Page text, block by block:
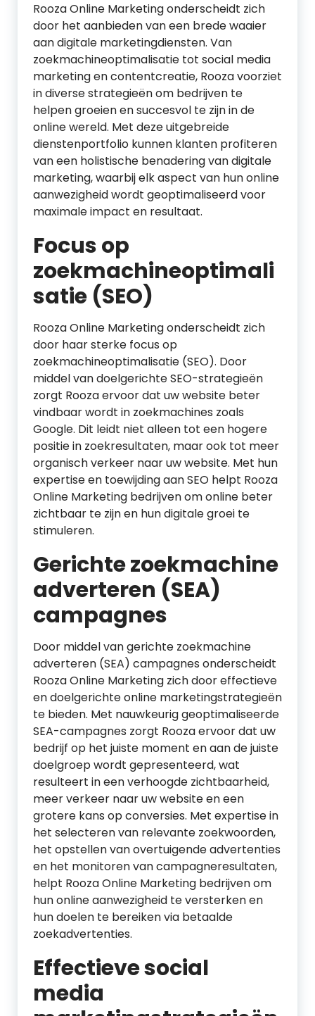
Rooza Online Marketing onderscheidt zich
door het aanbieden van een brede waaier
aan digitale marketingdiensten. Van
zoekmachineoptimalisatie tot social media
marketing en contentcreatie, Rooza voorziet
in diverse strategieën om bedrijven te
helpen groeien en succesvol te zijn in de
online wereld. Met deze uitgebreide
dienstenportfolio kunnen klanten profiteren
van een holistische benadering van digitale
marketing, waarbij elk aspect van hun online
aanwezigheid wordt geoptimaliseerd voor
maximale impact en resultaat.
Focus op
zoekmachineoptimali
satie (SEO)
Rooza Online Marketing onderscheidt zich
door haar sterke focus op
zoekmachineoptimalisatie (SEO). Door
middel van doelgerichte SEO-strategieën
zorgt Rooza ervoor dat uw website beter
vindbaar wordt in zoekmachines zoals
Google. Dit leidt niet alleen tot een hogere
positie in zoekresultaten, maar ook tot meer
organisch verkeer naar uw website. Met hun
expertise en toewijding aan SEO helpt Rooza
Online Marketing bedrijven om online beter
zichtbaar te zijn en hun digitale groei te
stimuleren.
Gerichte zoekmachine
adverteren (SEA)
campagnes
Door middel van gerichte zoekmachine
adverteren (SEA) campagnes onderscheidt
Rooza Online Marketing zich door effectieve
en doelgerichte online marketingstrategieën
te bieden. Met nauwkeurig geoptimaliseerde
SEA-campagnes zorgt Rooza ervoor dat uw
bedrijf op het juiste moment en aan de juiste
doelgroep wordt gepresenteerd, wat
resulteert in een verhoogde zichtbaarheid,
meer verkeer naar uw website en een
grotere kans op conversies. Met expertise in
het selecteren van relevante zoekwoorden,
het opstellen van overtuigende advertenties
en het monitoren van campagneresultaten,
helpt Rooza Online Marketing bedrijven om
hun online aanwezigheid te versterken en
hun doelen te bereiken via betaalde
zoekadvertenties.
Effectieve social
media